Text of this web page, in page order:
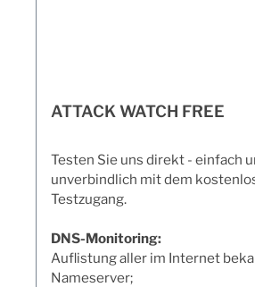
ATTACK WATCH FREE
Testen Sie uns direkt - einfach
unverbindlich mit dem
Testzugang.
DNS-Monitoring:
Auflistung aller im Internet
Nameserver;